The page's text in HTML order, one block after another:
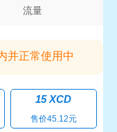
流量
并正常使用中
15 XCD
售价45.12元